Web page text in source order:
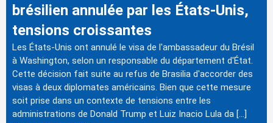
brésilien annulée par les États-Unis,
tensions croissantes
Les États-Unis ont annulé le visa de l'ambassadeur du Brésil
à Washington, selon un responsable du département d'État.
Cette décision fait suite au refus de Brasilia d'accorder des
visas à deux diplomates américains. Bien que cette mesure
soit prise dans un contexte de tensions entre les
administrations de Donald Trump et Luiz Inacio Lula da […]